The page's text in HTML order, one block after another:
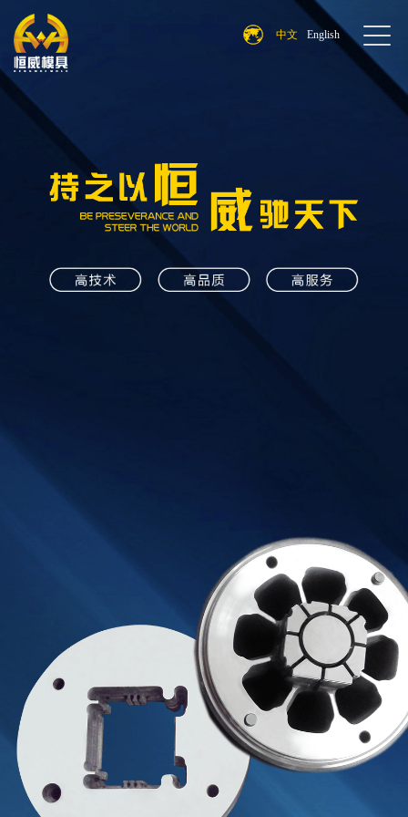
中文 English